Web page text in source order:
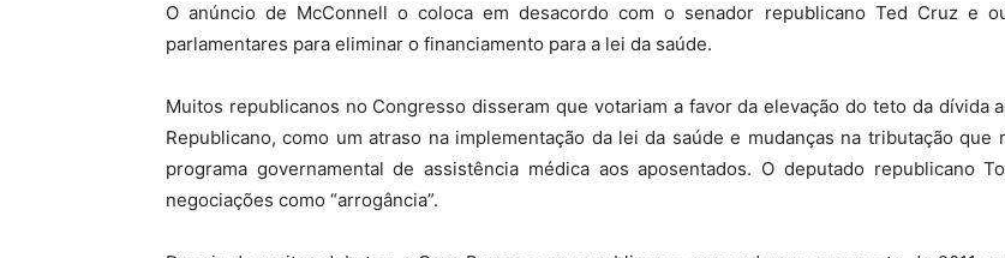
O anúncio de McConnell o coloca em desacordo com o senador republicano Ted Cruz e
parlamentares para eliminar o financiamento para a lei da saúde.
Muitos republicanos no Congresso disseram que votariam a favor da elevação do teto da dívida
Republicano, como um atraso na implementação da lei da saúde e mudanças na tributação
programa governamental de assistência médica aos aposentados. O deputado republicano
negociações como “arrogância”.